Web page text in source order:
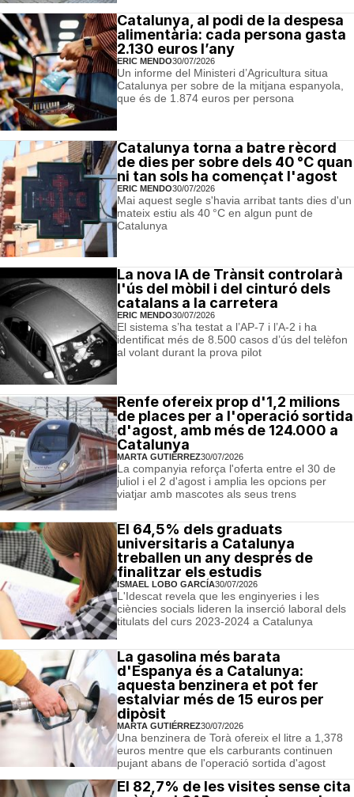
Catalunya, al podi de la despesa
alimentària: cada persona gasta
2.130 euros l’any
ERIC MENDO30/07/2026
Un informe del Ministeri d’Agricultura situa
Catalunya per sobre de la mitjana espanyola,
que és de 1.874 euros per persona
Catalunya torna a batre rècord
de dies per sobre dels 40 °C quan
ni tan sols ha començat l'agost
ERIC MENDO30/07/2026
Mai aquest segle s'havia arribat tants dies d'un
mateix estiu als 40 °C en algun punt de
Catalunya
La nova IA de Trànsit controlarà
l'ús del mòbil i del cinturó dels
catalans a la carretera
ERIC MENDO30/07/2026
El sistema s’ha testat a l’AP-7 i l’A-2 i ha
identificat més de 8.500 casos d’ús del telèfon
al volant durant la prova pilot
Renfe ofereix prop d'1,2 milions
de places per a l'operació sortida
d'agost, amb més de 124.000 a
Catalunya
MARTA GUTIÉRREZ30/07/2026
La companyia reforça l'oferta entre el 30 de
juliol i el 2 d'agost i amplia les opcions per
viatjar amb mascotes als seus trens
El 64,5% dels graduats
universitaris a Catalunya
treballen un any després de
finalitzar els estudis
ISMAEL LOBO GARCÍA30/07/2026
L'Idescat revela que les enginyeries i les
ciències socials lideren la inserció laboral dels
titulats del curs 2023-2024 a Catalunya
La gasolina més barata
d'Espanya és a Catalunya:
aquesta benzinera et pot fer
estalviar més de 15 euros per
dipòsit
MARTA GUTIÉRREZ30/07/2026
Una benzinera de Torà ofereix el litre a 1,378
euros mentre que els carburants continuen
pujant abans de l'operació sortida d'agost
El 82,7% de les visites sense cita